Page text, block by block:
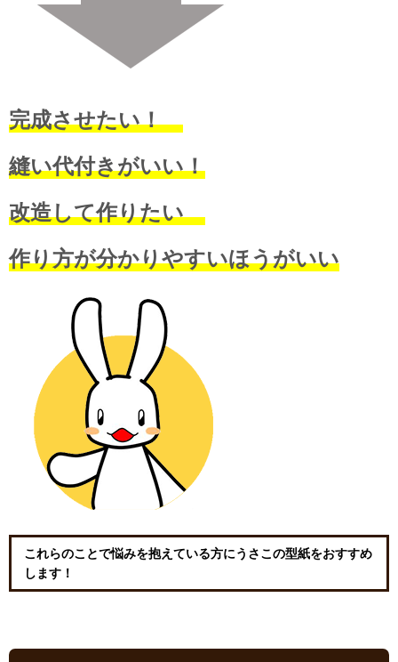
完成させたい！
縫い代付きがいい！
改造して作りたい
作り方が分かりやすいほうがいい
これらのことで悩みを抱えている方にうさこの型紙をおすすめ
します！